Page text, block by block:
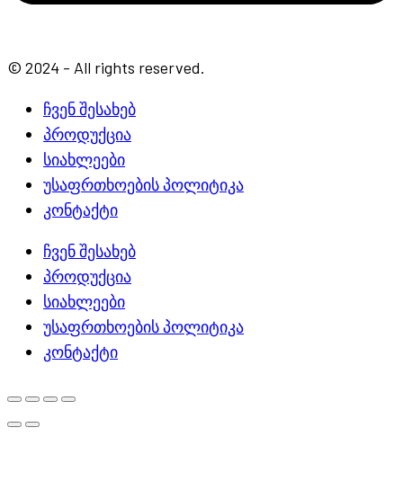
© 2024 - All rights reserved.
ჩვენ შესახებ
პროდუქცია
სიახლეები
უსაფრთხოების პოლიტიკა
კონტაქტი
ჩვენ შესახებ
პროდუქცია
სიახლეები
უსაფრთხოების პოლიტიკა
კონტაქტი